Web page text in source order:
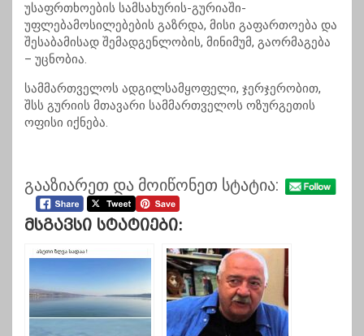
უსაფრთხოების სამსახურის-გურიაში-
უფლებამოსილებების გაზრდა, მისი გაფართოება და
შესაბამისად შემადგენლობის, მინიმუმ, გაორმაგება
– უცნობია.
სამმართველოს ადგილსამყოფელი, ჯერჯერობით,
შსს გურიის მთავარი სამმართველოს ოზურგეთის
ოფისი იქნება.
გააზიარეთ და მოიწონეთ სტატია:
Მსგავსი Სტატიები: